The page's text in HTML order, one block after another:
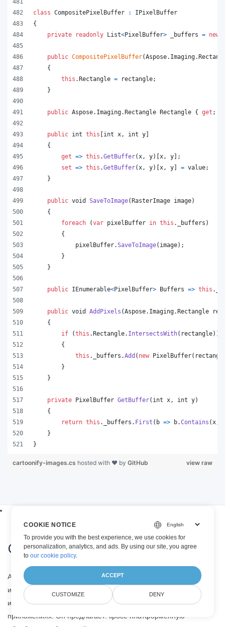
class CompositePixelBuffer :
IPixelBuffer
{
private
readonly List<PixelBuffer> _buffers = new
public CompositePixelBuffer(Aspose. Imaging.
{
this .Rectangle = rectangle;
}
public Aspose. Imaging.Rectangle Rectangle { get ;
public int this [int x , int y]
{
get => this .GetBuffer( x , y) [x , y] ;
set => this .GetBuffer( x , y) [x , y] = value;
}
public void SaveToImage(RasterImage image)
{
foreach
(var pixelBuffer in this . _buffers )
{
pixelBuffer.SaveToImage( image) ;
}
}
public IEnumerable<PixelBuffer> Buffers => this .
public void AddPixels (Aspose. Imaging.Rectangle
{
if
(this .Rectangle. IntersectsWith( rectangle) )
{
this . _buffers .Add ( new PixelBuffer(
}
}
private PixelBuffer GetBuffer( int x , int y)
{
return this . _buffers . First ( b => b.Contains ( x
}
}
view raw
cartoonify-images.cs hosted with ❤ by GitHub
Об Aspose.Imaging for .NET API
Aspose.Imaging API — это решение для обработки
изображений, позволяющее создавать, изменять, рисовать
или конвертировать изображения и фотографии в
приложениях. Он предлагает: кросс-платформенную
COOKIE NOTICE
To provide you with the best experience, we use cookies for
personalization, analytics, and ads. By using our site, you agree
toour cookie policy.
ACCEPT
CUSTOMIZE DENY